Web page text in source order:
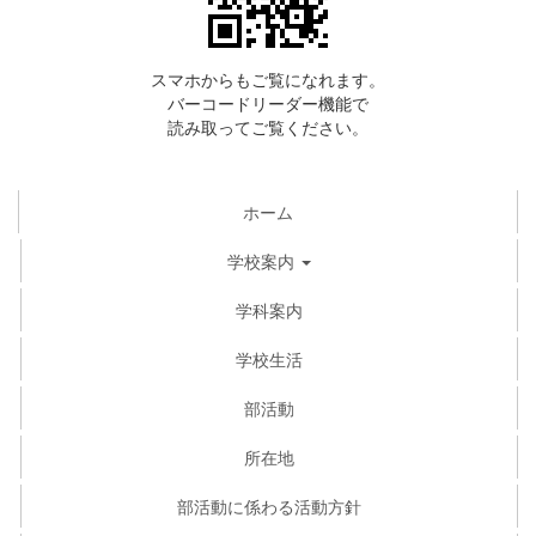
スマホからもご覧になれます。
バーコードリーダー機能で
読み取ってご覧ください。
ホーム
学校案内
学科案内
学校生活
部活動
所在地
部活動に係わる活動方針